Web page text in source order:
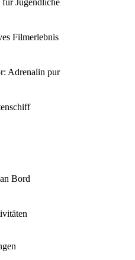
Filmerlebnis
Adrenalin pur
Bord